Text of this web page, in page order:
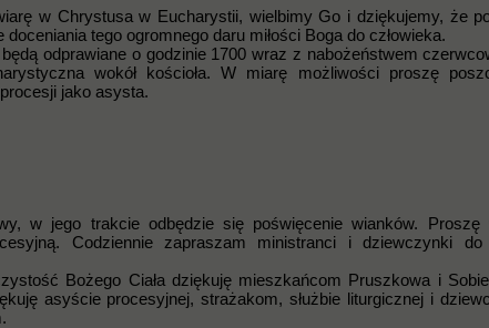
w Chrystusa w Eucharystii, wielbimy Go i dziękujemy, że
tego ogromnego daru miłości Boga do człowieka.
odprawiane o godzinie 1700 wraz z nabożeństwem
wokół kościoła. W miarę możliwości proszę
jako asysta.
w jego trakcie odbędzie się poświęcenie wianków. Proszę
Codziennie zapraszam ministranci i dziewczynki do
Bożego Ciała dziękuję mieszkańcom Pruszkowa i
asyście procesyjnej, strażakom, służbie liturgicznej i